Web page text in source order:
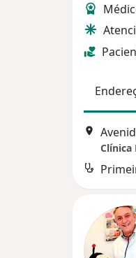
Clínica